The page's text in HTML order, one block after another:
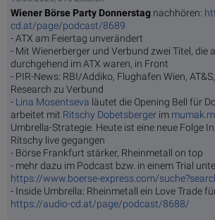
Wiener Börse Party Donnerstag nachhören:
cd.at/page/podcast/8689
- ATX am Feiertag unverändert
- Mit Wienerberger und Verbund zwei Titel, die
durchgehend im ATX waren, in Front
- PIR-News: RBI/Addiko, Flughafen Wien,
Research zu Verbund
- Lina Mosentseva läutet die Opening Bell für
arbeitet mit Ritschy Dobetsberger im
Umbrella-Strategie. Heute ist eine neue Folge
Ritschy live gegangen
- Börse Frankfurt stärker, Rheinmetall on top
- mehr dazu im Podcast bzw. in einem Trial
https://www.boerse-express.com/
- Inside Umbrella: Rheinmetall ein Love Trade
https://audio-cd.at/page/podcast/8688/